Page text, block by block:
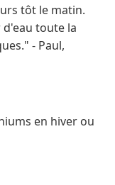
tôt le matin.
toute la
- Paul,
en hiver ou